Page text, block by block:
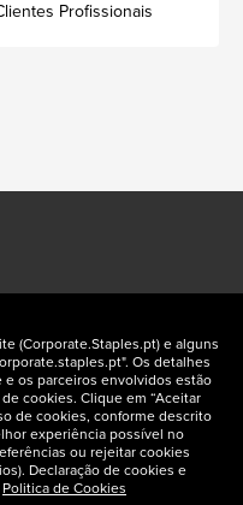
Profissionais
Corporate
(Corporate.Staples.pt) e alguns
Os detalhes
os parceiros envolvidos estão
cookies. Clique em “Aceitar
de cookies, conforme descrito
experiência possível no
ou rejeitar cookies
Declaração de cookies e
Politica de Cookies